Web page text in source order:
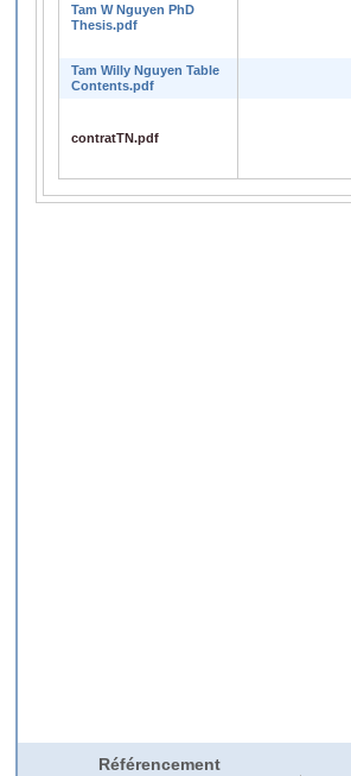
Tam W Nguyen PhD
Thesis.pdf
Tam Willy Nguyen Table
Contents.pdf
contratTN.pdf
Référencement